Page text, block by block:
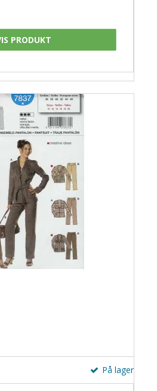
PRODUKT
På lager